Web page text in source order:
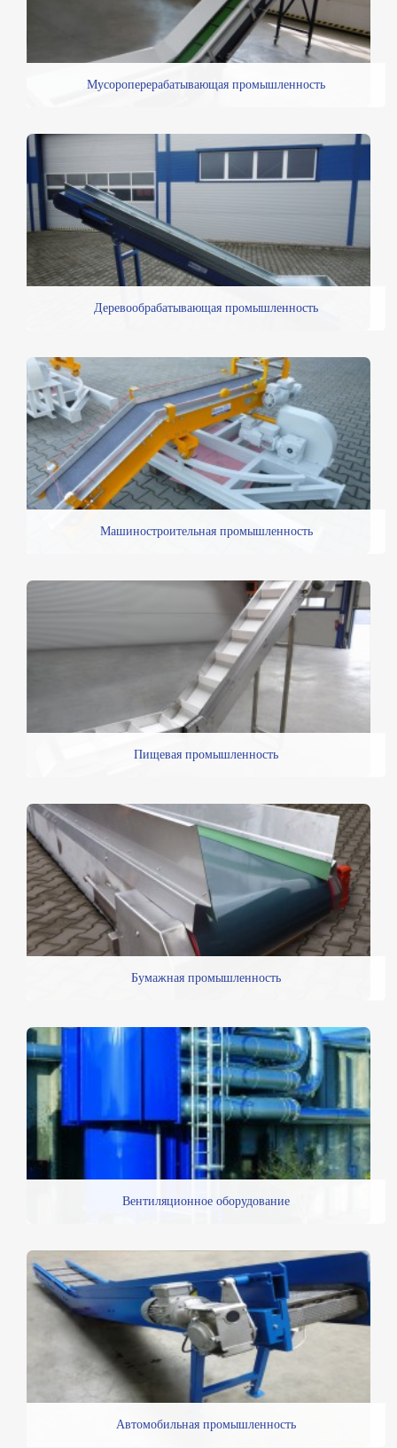
Мусороперерабатывающая промышленность
Деревообрабатывающая промышленность
Машиностроительная промышленность
Пищевая промышленность
Бумажная промышленность
Вентиляционное оборудование
Автомобильная промышленность